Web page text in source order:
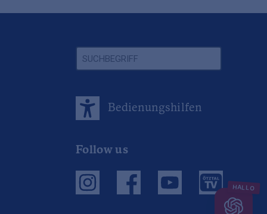
Bedienungshilfen
Follow us